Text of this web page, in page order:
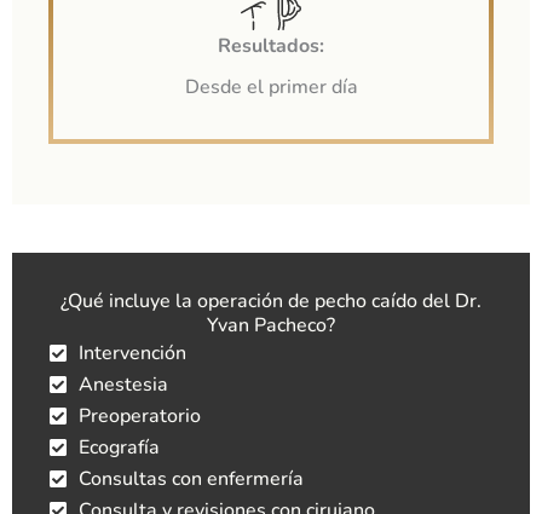
Resultados:
Desde el primer día
¿Qué incluye la operación de pecho caído del Dr.
Yvan Pacheco?
Intervención
Anestesia
Preoperatorio
Ecografía
Consultas con enfermería